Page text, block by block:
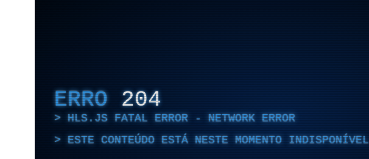
ERRO 204
HLS.JS FATAL ERROR - NETWORK ERROR
ESTE CONTEÚDO ESTÁ NESTE MOMENTO INDISPONÍVEL